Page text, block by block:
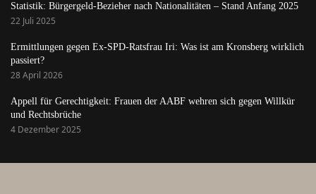
Statistik: Bürgergeld-Bezieher nach Nationalitäten – Stand Anfang 2025
22 Juli 2025
Ermittlungen gegen Ex-SPD-Ratsfrau Iri: Was ist am Kronsberg wirklich
passiert?
28 April 2026
Appell für Gerechtigkeit: Frauen der AABF wehren sich gegen Willkür
und Rechtsbrüche
4 Dezember 2025